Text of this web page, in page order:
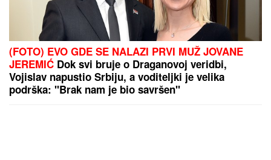
(FOTO) EVO GDE SE NALAZI PRVI MUŽ JOVANE
JEREMIĆ Dok svi bruje o Draganovoj veridbi,
Vojislav napustio Srbiju, a voditeljki je velika
podrška: "Brak nam je bio savršen"